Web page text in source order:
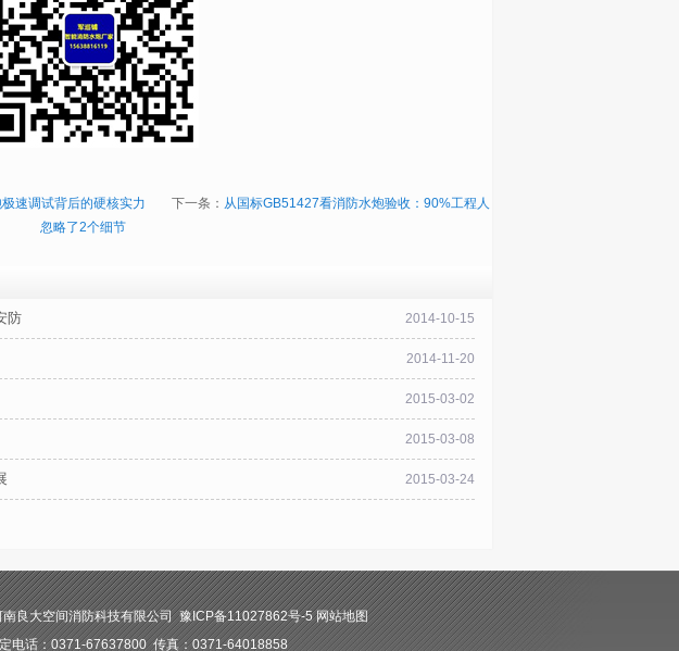
速调试背后的硬核实力​ 下一条： 从国标GB51427看消防水炮验收：90%工程人
忽略了2个细节
2014-10-15
防
2014-11-20
2015-03-02
2015-03-08
2015-03-24
良大空间消防科技有限公司 豫ICP备11027862号-5网站地图
电话：0371-67637800 传真：0371-64018858